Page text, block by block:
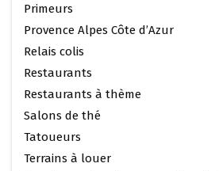
Primeurs
Provence Alpes Côte d’Azur
Relais colis
Restaurants
Restaurants à thème
Salons de thé
Tatoueurs
Terrains à louer